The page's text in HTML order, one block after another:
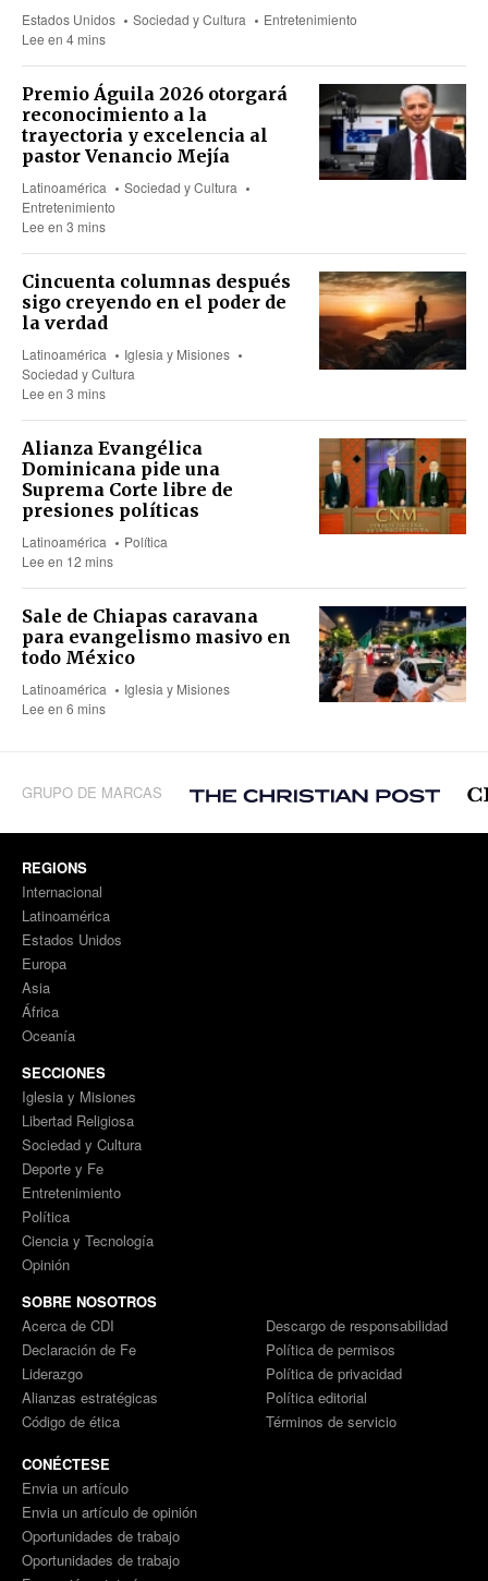
Estados Unidos Sociedad y Cultura
Entretenimiento
Lee en 4 mins
Premio Águila 2026 otorgará
reconocimiento a la
trayectoria y excelencia al
pastor Venancio Mejía
Latinoamérica
Sociedad y Cultura
Entretenimiento
Lee en 3 mins
Cincuenta columnas después
sigo creyendo en el poder de
la verdad
Latinoamérica
Iglesia y Misiones
Sociedad y Cultura
Lee en 3 mins
Alianza Evangélica
Dominicana pide una
Suprema Corte libre de
presiones políticas
Latinoamérica
Política
Lee en 12 mins
Sale de Chiapas caravana
para evangelismo masivo en
todo México
Latinoamérica
Iglesia y Misiones
Lee en 6 mins
GRUPO DE MARCAS
REGIONS
Internacional
Latinoamérica
Estados Unidos
Europa
Asia
África
Oceanía
SECCIONES
Iglesia y Misiones
Libertad Religiosa
Sociedad y Cultura
Deporte y Fe
Entretenimiento
Política
Ciencia y Tecnología
Opinión
SOBRE NOSOTROS
Acerca de CDI
Declaración de Fe
Liderazgo
Alianzas estratégicas
Código de ética
Descargo de responsabilidad
Política de permisos
Política de privacidad
Política editorial
Términos de servicio
CONÉCTESE
Envia un artículo
Envia un artículo de opinión
Oportunidades de trabajo
Oportunidades de trabajo